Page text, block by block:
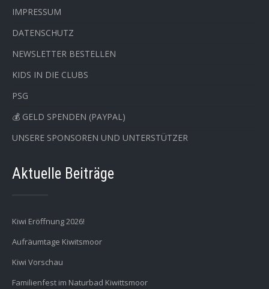
IMPRESSUM
DATENSCHUTZ
NEWSLETTER BESTELLEN
KIDS IN DIE CLUBS
PSG
💰 GELD SPENDEN (PAYPAL)
UNSERE SPONSOREN UND UNTERSTÜTZER
Aktuelle Beiträge
Kiwi Eröffnung 2026!
Aufräumtage Kiwitsmoor
Kiwi Vorschau
Familienfest im Naturbad Kiwittsmoor